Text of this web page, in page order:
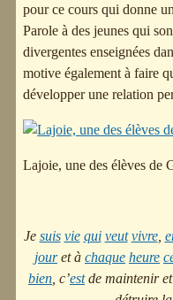
pour ce cours qui donne
Parole à des jeunes qui
divergentes enseignées
motive également à faire
développer une relation
Lajoie, une des élèves de
Je suis vie qui veut vivre,
jouret à chaque heure
bien , c’estde maintenir